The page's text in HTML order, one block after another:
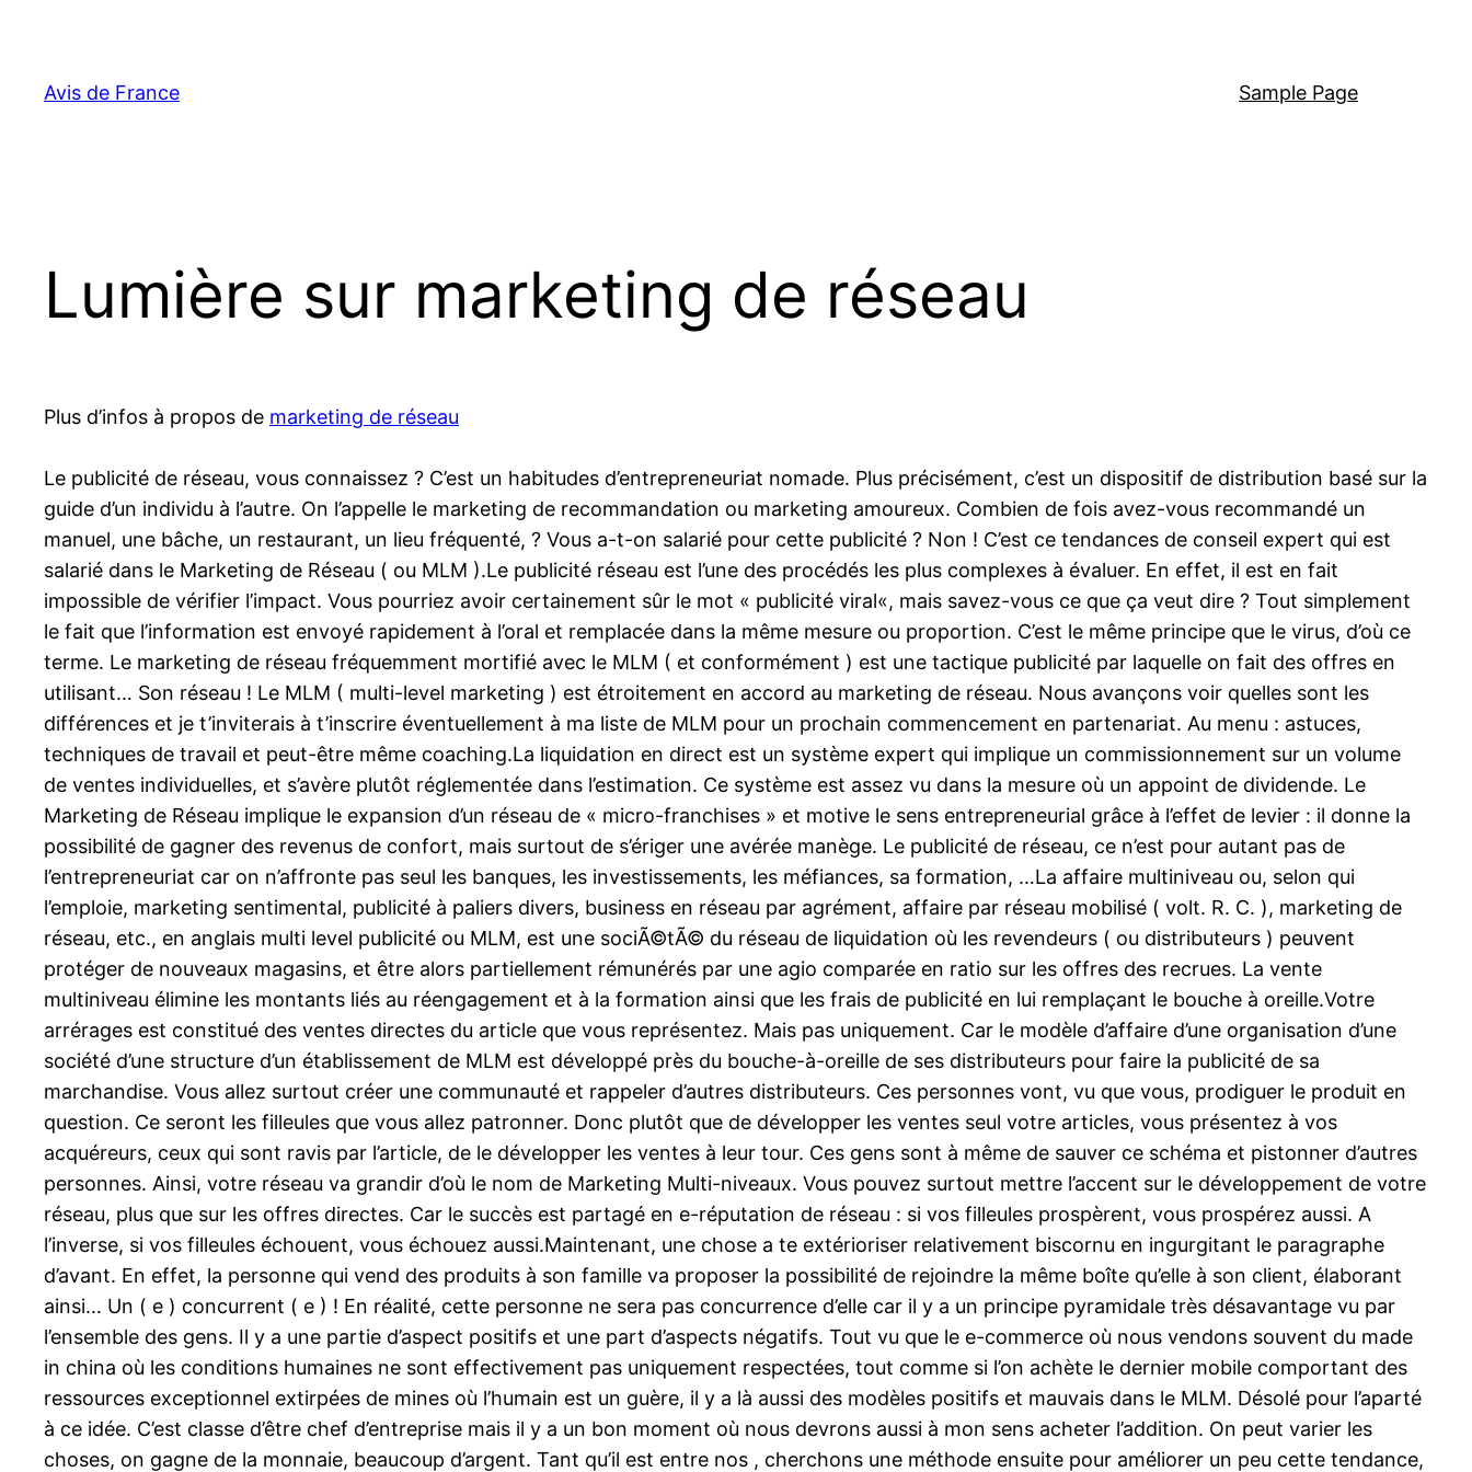
contenu
Avis de France Sample Page
Lumière sur marketing de réseau
Plus d’infos à propos de marketing de réseau
Le publicité de réseau, vous connaissez ? C’est un habitudes d’entrepreneuriat nomade. Plus précisément, c’est un dispositif de distribution basé sur la
guide d’un individu à l’autre. On l’appelle le marketing de recommandation ou marketing amoureux. Combien de fois avez-vous recommandé un
manuel, une bâche, un restaurant, un lieu fréquenté, ? Vous a-t-on salarié pour cette publicité ? Non ! C’est ce tendances de conseil expert qui est
salarié dans le Marketing de Réseau ( ou MLM ).Le publicité réseau est l’une des procédés les plus complexes à évaluer. En effet, il est en fait
impossible de vérifier l’impact. Vous pourriez avoir certainement sûr le mot « publicité viral«, mais savez-vous ce que ça veut dire ? Tout simplement
le fait que l’information est envoyé rapidement à l’oral et remplacée dans la même mesure ou proportion. C’est le même principe que le virus, d’où ce
terme. Le marketing de réseau fréquemment mortifié avec le MLM ( et conformément ) est une tactique publicité par laquelle on fait des offres en
utilisant… Son réseau ! Le MLM ( multi-level marketing ) est étroitement en accord au marketing de réseau. Nous avançons voir quelles sont les
différences et je t’inviterais à t’inscrire éventuellement à ma liste de MLM pour un prochain commencement en partenariat. Au menu : astuces,
techniques de travail et peut-être même coaching.La liquidation en direct est un système expert qui implique un commissionnement sur un volume
de ventes individuelles, et s’avère plutôt réglementée dans l’estimation. Ce système est assez vu dans la mesure où un appoint de dividende. Le
Marketing de Réseau implique le expansion d’un réseau de « micro-franchises » et motive le sens entrepreneurial grâce à l’effet de levier : il donne la
possibilité de gagner des revenus de confort, mais surtout de s’ériger une avérée manège. Le publicité de réseau, ce n’est pour autant pas de
l’entrepreneuriat car on n’affronte pas seul les banques, les investissements, les méfiances, sa formation, …La affaire multiniveau ou, selon qui
l’emploie, marketing sentimental, publicité à paliers divers, business en réseau par agrément, affaire par réseau mobilisé ( volt. R. C. ), marketing de
réseau, etc., en anglais multi level publicité ou MLM, est une sociÃ©tÃ© du réseau de liquidation où les revendeurs ( ou distributeurs ) peuvent
protéger de nouveaux magasins, et être alors partiellement rémunérés par une agio comparée en ratio sur les offres des recrues. La vente
multiniveau élimine les montants liés au réengagement et à la formation ainsi que les frais de publicité en lui remplaçant le bouche à oreille.Votre
arrérages est constitué des ventes directes du article que vous représentez. Mais pas uniquement. Car le modèle d’affaire d’une organisation d’une
société d’une structure d’un établissement de MLM est développé près du bouche-à-oreille de ses distributeurs pour faire la publicité de sa
marchandise. Vous allez surtout créer une communauté et rappeler d’autres distributeurs. Ces personnes vont, vu que vous, prodiguer le produit en
question. Ce seront les filleules que vous allez patronner. Donc plutôt que de développer les ventes seul votre articles, vous présentez à vos
acquéreurs, ceux qui sont ravis par l’article, de le développer les ventes à leur tour. Ces gens sont à même de sauver ce schéma et pistonner d’autres
personnes. Ainsi, votre réseau va grandir d’où le nom de Marketing Multi-niveaux. Vous pouvez surtout mettre l’accent sur le développement de votre
réseau, plus que sur les offres directes. Car le succès est partagé en e-réputation de réseau : si vos filleules prospèrent, vous prospérez aussi. A
l’inverse, si vos filleules échouent, vous échouez aussi.Maintenant, une chose a te extérioriser relativement biscornu en ingurgitant le paragraphe
d’avant. En effet, la personne qui vend des produits à son famille va proposer la possibilité de rejoindre la même boîte qu’elle à son client, élaborant
ainsi… Un ( e ) concurrent ( e ) ! En réalité, cette personne ne sera pas concurrence d’elle car il y a un principe pyramidale très désavantage vu par
l’ensemble des gens. Il y a une partie d’aspect positifs et une part d’aspects négatifs. Tout vu que le e-commerce où nous vendons souvent du made
in china où les conditions humaines ne sont effectivement pas uniquement respectées, tout comme si l’on achète le dernier mobile comportant des
ressources exceptionnel extirpées de mines où l’humain est un guère, il y a là aussi des modèles positifs et mauvais dans le MLM. Désolé pour l’aparté
à ce idée. C’est classe d’être chef d’entreprise mais il y a un bon moment où nous devrons aussi à mon sens acheter l’addition. On peut varier les
choses, on gagne de la monnaie, beaucoup d’argent. Tant qu’il est entre nos , cherchons une méthode ensuite pour améliorer un peu cette tendance,